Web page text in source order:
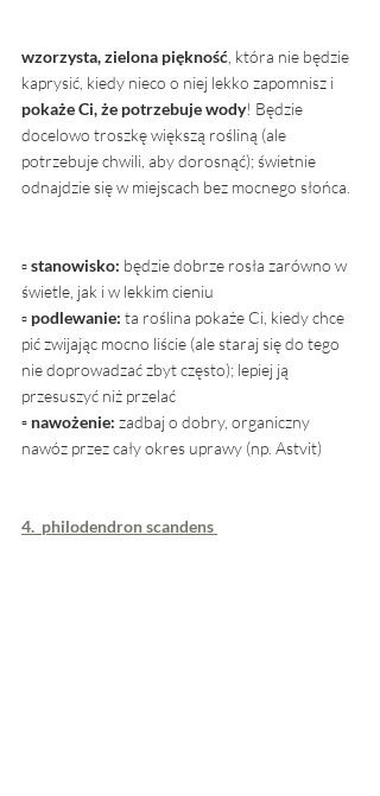
wzorzysta, zielona piękność , która nie będzie
kaprysić, kiedy nieco o niej lekko zapomnisz i
pokaże Ci, że potrzebuje wody! Będzie
docelowo troszkę większą rośliną (ale
potrzebuje chwili, aby dorosnąć); świetnie
odnajdzie się w miejscach bez mocnego słońca.
▫ stanowisko: będzie dobrze rosła zarówno w
świetle, jak i w lekkim cieniu
▫ podlewanie: ta roślina pokaże Ci, kiedy chce
pić zwijając mocno liście (ale staraj się do tego
nie doprowadzać zbyt często); lepiej ją
przesuszyć niż przelać
▫ nawożenie: zadbaj o dobry, organiczny
nawóz przez cały okres uprawy (np. Astvit)
4.  philodendron scandens